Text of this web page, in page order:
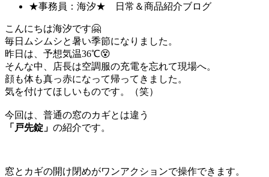
★事務員：海汐★ 日常＆商品紹介ブログ
こんにちは海汐です🤗
毎日ムシムシと暑い季節になりました。
昨日は、予想気温36℃😵
そんな中、店長は空調服の充電を忘れて現場へ。
顔も体も真っ赤になって帰ってきました。
気を付けてほしいものです。（笑）
今回は、普通の窓のカギとは違う
「戸先錠」 の紹介です。
窓とカギの開け閉めがワンアクションで操作できます。